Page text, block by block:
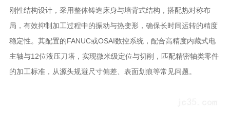
刚性结构设计，采用整体铸造床身与墙背式结构，搭配热对称布
局，有效抑制加工过程中的振动与热变形，确保长时间运转的精度
稳定性。其配置的FANUC或OSAI数控系统，配合高精度内藏式电
主轴与12位液压刀塔，实现微米级定位与切削，匹配精密轴类零件
的加工标准，从源头规避尺寸偏差、表面划痕等常见问题。